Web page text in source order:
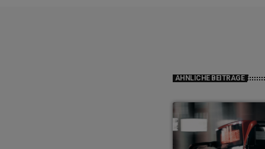
ÄHNLICHE BEITRÄGE